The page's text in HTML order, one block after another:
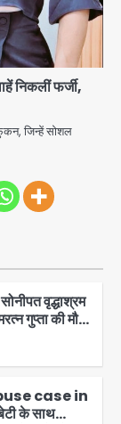
निकलीं फर्जी,
जिन्हें सोशल
चालक निकला
जीरा-बॉल
के फोन; 8
पार्ट्स बरामद
पटरी मार्ग
की जान,
Z को
वृद्धाश्रम
गुप्ता की मौत:
देखा अंतिम
भी नहीं
case in
के साथ